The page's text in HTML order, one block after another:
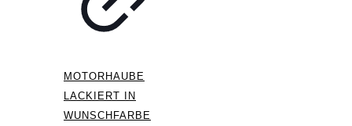
MOTORHAUBE
LACKIERT IN
WUNSCHFARBE